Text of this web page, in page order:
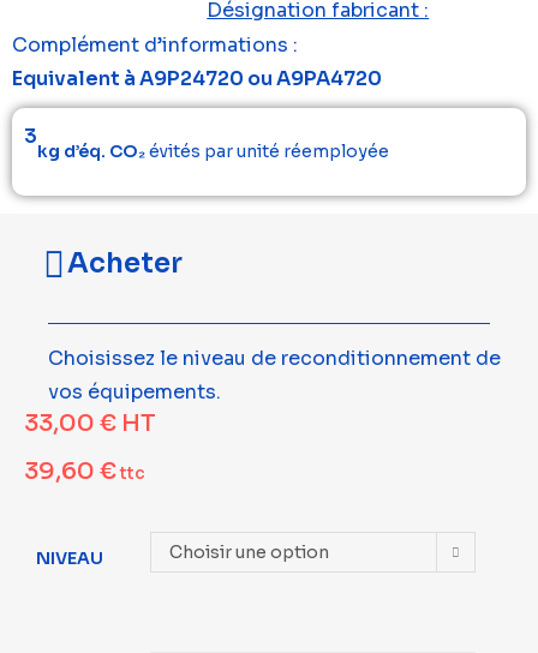
Désignation fabricant :
Complément d’informations :
Equivalent à A9P24720 ou A9PA4720
3
kg d’éq. CO₂évités par unité réemployée
Acheter
Choisissez le niveau de reconditionnement de
vos équipements.
33,00 € HT
39,60 €ttc
NIVEAU Choisir une option